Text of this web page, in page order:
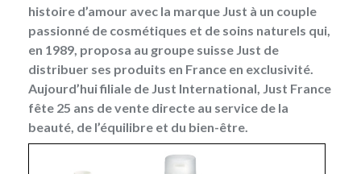
histoire d’amour avec la marque Just à un couple
passionné de cosmétiques et de soins naturels qui,
en 1989, proposa au groupe suisse Just de
distribuer ses produits en France en exclusivité.
Aujourd’hui filiale de Just International , Just France
fête 25 ans de vente directe au service de la
beauté, de l’équilibre et du bien-être.